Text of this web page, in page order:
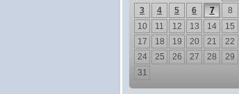
3
4 5 6 7 8
10
11 12 13 14 15
17
18 19 20 21 22
24
25 26 27 28 29
31